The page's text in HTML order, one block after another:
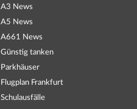
A3 News
A5 News
A661 News
Günstig tanken
Parkhäuser
Flugplan Frankfurt
Schulausfälle